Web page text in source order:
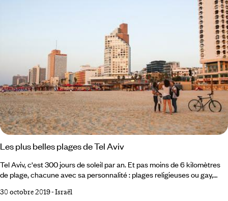
Les plus belles plages de Tel Aviv
Tel Aviv, c'est 300 jours de soleil par an. Et pas moins de 6 kilomètres
de plage, chacune avec sa personnalité : plages religieuses ou gay,
plus belles plages de Tel Aviv. Frishman Beach Hilton Beach Nordau
30 octobre 2019-Israël